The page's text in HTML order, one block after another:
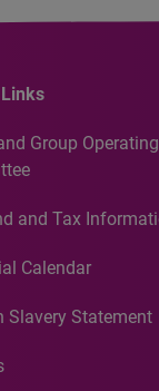
Group Operating
and Tax
Calendar
Slavery Statement